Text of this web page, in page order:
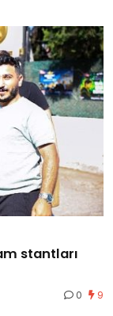
stantları
0 9